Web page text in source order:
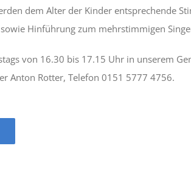
dem Alter der Kinder entsprechende
Hinführung zum mehrstimmigen
von 16.30 bis 17.15 Uhr in unserem
Anton Rotter, Telefon 0151 5777 4756.